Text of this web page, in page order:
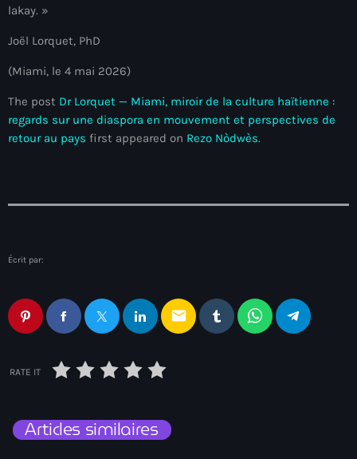
Aux Cayes
Avanse Ansanm
Aviation field
Ayiti
Ayiti Akil des pins
AYITIKA
Aysyen Chili
Azerbaijanais
Bad Kreyol
Bahamas
Baie-de-Henne
lakay. »
Joël Lorquet, PhD
(Miami, le 4 mai 2026)
The post Dr Lorquet — Miami, miroir de la culture haïtienne :
regards sur une diaspora en mouvement et perspectives de
retour au pays first appeared on Rezo Nòdwès.
Écrit par:
email
RATE IT
Articles similaires